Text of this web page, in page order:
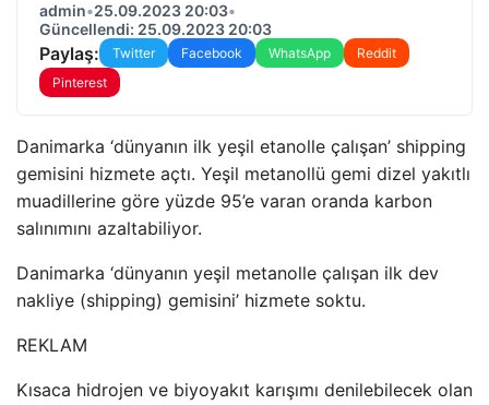
admin•25.09.2023 20:03•
Güncellendi: 25.09.2023 20:03
Paylaş: Twitter Facebook WhatsApp
Reddit
Pinterest
Danimarka ‘dünyanın ilk yeşil etanolle çalışan’ shipping
gemisini hizmete açtı. Yeşil metanollü gemi dizel yakıtlı
muadillerine göre yüzde 95’e varan oranda karbon
salınımını azaltabiliyor.
Danimarka ‘dünyanın yeşil metanolle çalışan ilk dev
nakliye (shipping) gemisini’ hizmete soktu.
REKLAM
Kısaca hidrojen ve biyoyakıt karışımı denilebilecek olan